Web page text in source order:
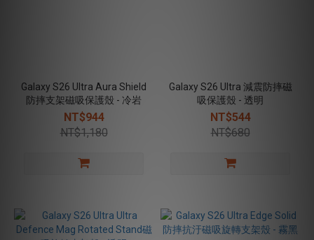
Galaxy S26 Ultra Aura Shield
防摔支架磁吸保護殼 - 冷岩
NT$944
NT$1,180
Galaxy S26 Ultra 減震防摔磁
吸保護殼 - 透明
NT$544
NT$680